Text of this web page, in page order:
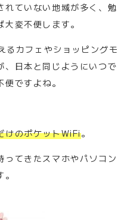
れていない地域が多く、勉
変不便します。
るカフェやショッピングモ
、日本と同じようにいつで
ですよね。
けのポケットWiFi。
ってきたスマホやパソコン